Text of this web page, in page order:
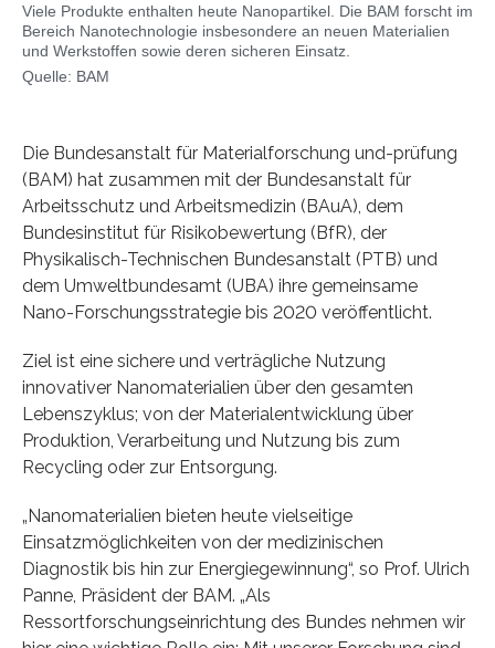
Viele Produkte enthalten heute Nanopartikel. Die BAM forscht im
Bereich Nanotechnologie insbesondere an neuen Materialien
und Werkstoffen sowie deren sicheren Einsatz.
Quelle: BAM
Die Bundesanstalt für Materialforschung und-prüfung
(BAM) hat zusammen mit der Bundesanstalt für
Arbeitsschutz und Arbeitsmedizin (BAuA), dem
Bundesinstitut für Risikobewertung (BfR), der
Physikalisch-Technischen Bundesanstalt (PTB) und
dem Umweltbundesamt (UBA) ihre gemeinsame
Nano-Forschungsstrategie bis 2020 veröffentlicht.
Ziel ist eine sichere und verträgliche Nutzung
innovativer Nanomaterialien über den gesamten
Lebenszyklus; von der Materialentwicklung über
Produktion, Verarbeitung und Nutzung bis zum
Recycling oder zur Entsorgung.
„Nanomaterialien bieten heute vielseitige
Einsatzmöglichkeiten von der medizinischen
Diagnostik bis hin zur Energiegewinnung“, so Prof. Ulrich
Panne, Präsident der BAM. „Als
Ressortforschungseinrichtung des Bundes nehmen wir